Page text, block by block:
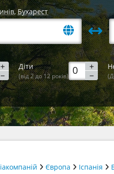
,Бухарест
Діти
(від 2 до 12 років)
Європа Іспанія